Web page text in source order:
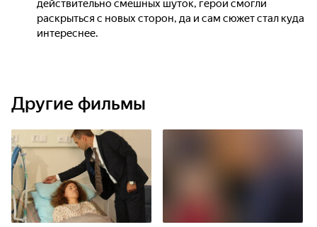
действительно смешных шуток, герои смогли
раскрыться с новых сторон, да и сам сюжет стал куда
интереснее.
Другие фильмы